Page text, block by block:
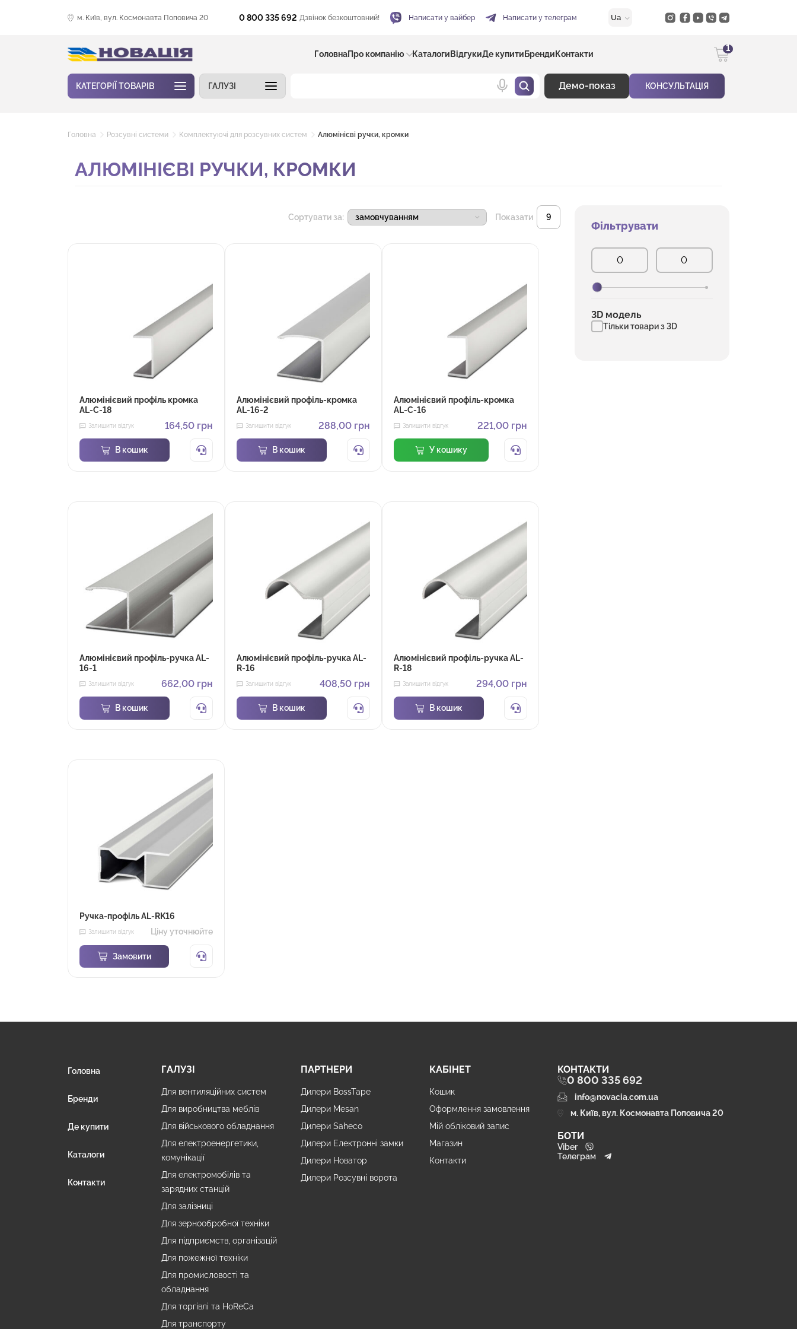
м. Київ, вул. Космонавта Поповича 20 0 800 335 692 Дзвінок безкоштовний! Написати у вайбер Написати у телеграм Ua
ГоловнаПро компанію Каталоги ВідгукиДе купити Бренди Контакти
1
КАТЕГОРІЇ ТОВАРІВ ГАЛУЗІ Демо-показ КОНСУЛЬТАЦІЯ
Головна Розсувні системи Комплектуючі для розсувних систем Алюмінієві ручки, кромки
АЛЮМІНІЄВІ РУЧКИ, КРОМКИ
Сортувати за: Показати
Алюмінієвий профіль кромка
AL-С-18
Залишити відгук 164,50 грн
В кошик
Алюмінієвий профіль-кромка
AL-16-2
Залишити відгук 288,00 грн
В кошик
Алюмінієвий профіль-кромка
AL-С-16
Залишити відгук 221,00 грн
У кошику
Алюмінієвий профіль-ручка AL-
16-1
Залишити відгук 662,00 грн
В кошик
Алюмінієвий профіль-ручка AL-
R-16
Залишити відгук 408,50 грн
В кошик
Алюмінієвий профіль-ручка AL-
R-18
Залишити відгук 294,00 грн
В кошик
Ручка-профіль AL-RK16
Залишити відгук Ціну уточнюйте
Замовити
Фільтрувати
3D модель
Тільки товари з 3D
Головна
Бренди
Де купити
Каталоги
Контакти
ГАЛУЗІ
Для вентиляційних систем
Для виробництва меблів
Для військового обладнання
Для електроенергетики,
комунікації
Для електромобілів та
зарядних станцій
Для залізниці
Для зернообробної техніки
Для підприємств, організацій
Для пожежної техніки
Для промисловості та
обладнання
Для торгівлі та HoReCa
Для транспорту
ПАРТНЕРИ
Дилери BossTape
Дилери Mesan
Дилери Saheco
Дилери Електронні замки
Дилери Новатор
Дилери Розсувні ворота
КАБІНЕТ
Кошик
Оформлення замовлення
Мій обліковий запис
Магазин
Контакти
КОНТАКТИ
0 800 335 692
info@novacia.com.ua
м. Київ, вул. Космонавта Поповича 20
БОТИ
Viber
Телеграм